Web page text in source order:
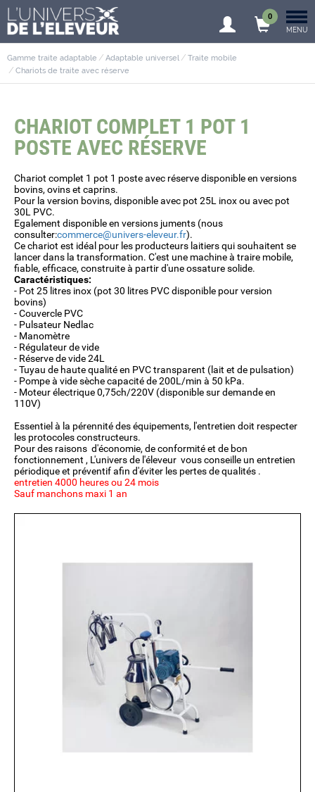
0
MENU
Gamme traite adaptable Adaptable universel
Traite mobile
Chariots de traite avec réserve
CHARIOT COMPLET 1 POT 1
POSTE AVEC RÉSERVE
Chariot complet 1 pot 1 poste avec réserve disponible en versions
bovins, ovins et caprins.
Pour la version bovins, disponible avec pot 25L inox ou avec pot
30L PVC.
Egalement disponible en versions juments (nous
consulter:commerce@univers-eleveur.fr).
Ce chariot est idéal pour les producteurs laitiers qui souhaitent se
lancer dans la transformation. C'est une machine à traire mobile,
fiable, efficace, construite à partir d'une ossature solide.
Caractéristiques:
- Pot 25 litres inox (pot 30 litres PVC disponible pour version
bovins)
- Couvercle PVC
- Pulsateur Nedlac
- Manomètre
- Régulateur de vide
- Réserve de vide 24L
- Tuyau de haute qualité en PVC transparent (lait et de pulsation)
- Pompe à vide sèche capacité de 200L/min à 50 kPa.
- Moteur électrique 0,75ch/220V (disponible sur demande en
110V)
Essentiel à la pérennité des équipements, l'entretien doit respecter
les protocoles constructeurs.
Pour des raisons d'économie, de conformité et de bon
fonctionnement , L'univers de l'éleveur vous conseille un entretien
périodique et préventif afin d'éviter les pertes de qualités .
entretien 4000 heures ou 24 mois
Sauf manchons maxi 1 an